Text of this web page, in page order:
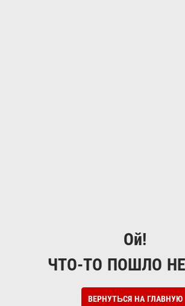
Ой!
ЧТО-ТО ПОШЛО
ВЕРНУТЬСЯ НА ГЛАВНУЮ